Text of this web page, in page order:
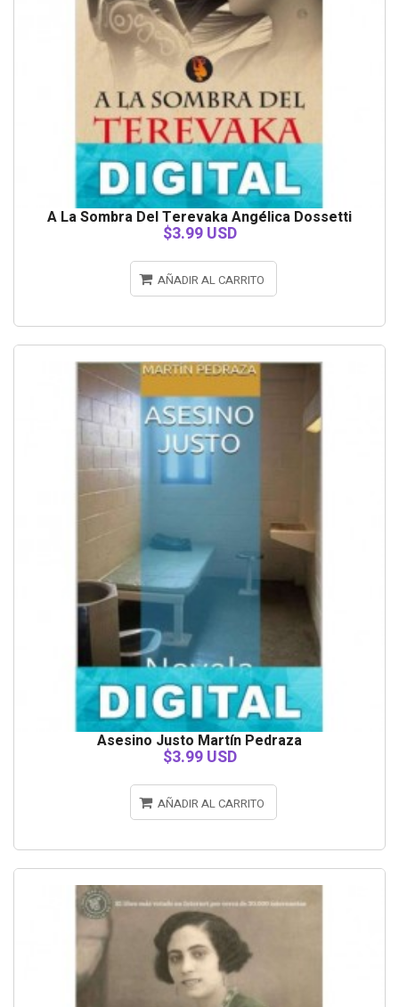
A La Sombra Del Terevaka Angélica Dossetti
$3.99 USD
AÑADIR AL CARRITO
Asesino Justo Martín Pedraza
$3.99 USD
AÑADIR AL CARRITO